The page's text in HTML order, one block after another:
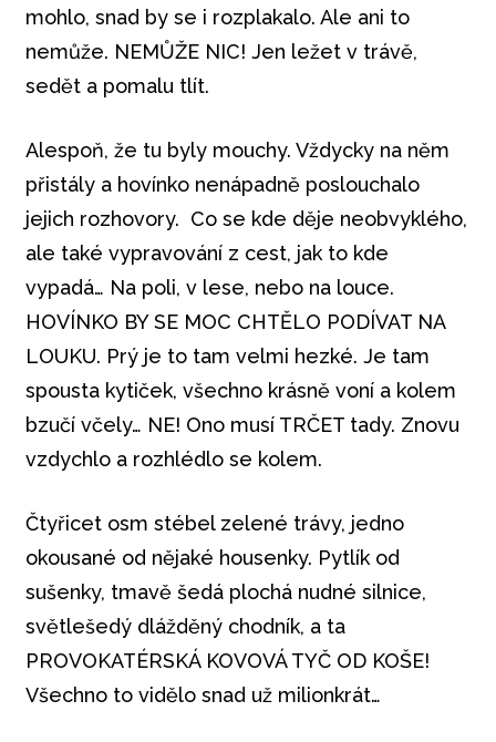
mohlo, snad by se i rozplakalo. Ale ani to
nemůže. NEMŮŽE NIC! Jen ležet v trávě,
sedět a pomalu tlít.
Alespoň, že tu byly mouchy. Vždycky na něm
přistály a hovínko nenápadně poslouchalo
jejich rozhovory. Co se kde děje neobvyklého,
ale také vypravování z cest, jak to kde
vypadá… Na poli, v lese, nebo na louce.
HOVÍNKO BY SE MOC CHTĚLO PODÍVAT NA
LOUKU. Prý je to tam velmi hezké. Je tam
spousta kytiček, všechno krásně voní a kolem
bzučí včely… NE! Ono musí TRČET tady. Znovu
vzdychlo a rozhlédlo se kolem.
Čtyřicet osm stébel zelené trávy, jedno
okousané od nějaké housenky. Pytlík od
sušenky, tmavě šedá plochá nudné silnice,
světlešedý dlážděný chodník, a ta
PROVOKATÉRSKÁ KOVOVÁ TYČ OD KOŠE!
Všechno to vidělo snad už milionkrát…